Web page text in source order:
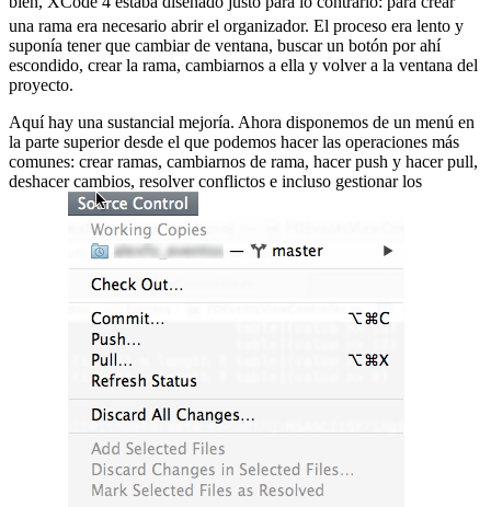
una rama era necesario abrir el organizador. El proceso era lento y
suponía tener que cambiar de ventana, buscar un botón por ahí
escondido, crear la rama, cambiarnos a ella y volver a la ventana del
proyecto.
Aquí hay una sustancial mejoría. Ahora disponemos de un menú en
la parte superior desde el que podemos hacer las operaciones más
comunes: crear ramas, cambiarnos de rama, hacer push y hacer pull,
deshacer cambios, resolver conflictos e incluso gestionar los